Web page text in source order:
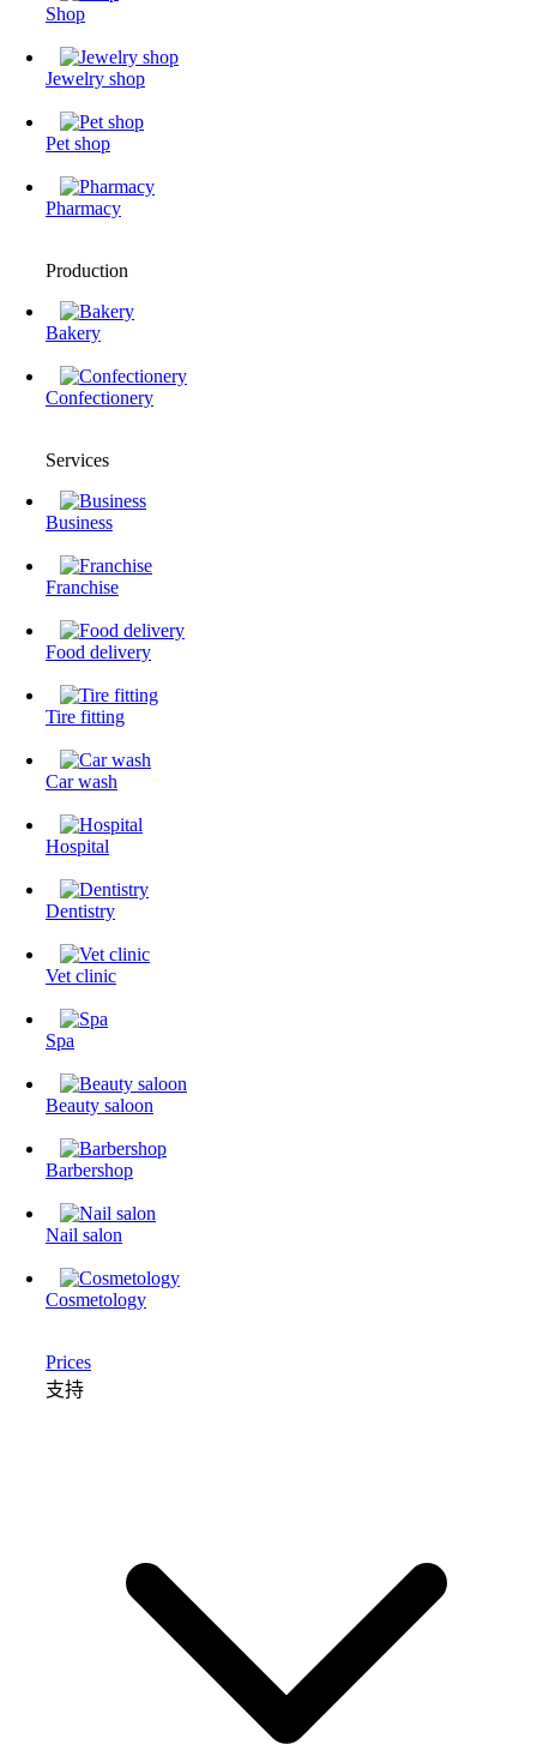
Shop
Jewelry shop
Pet shop
Pharmacy
Production
Bakery
Confectionery
Services
Business
Franchise
Food delivery
Tire fitting
Сar wash
Hospital
Dentistry
Vet clinic
Spa
Beauty saloon
Barbershop
Nail salon
Cosmetology
Prices
支持